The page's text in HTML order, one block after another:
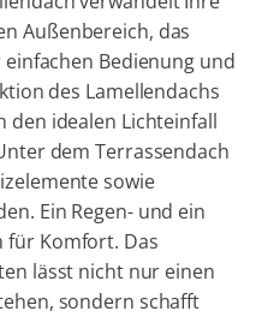
Außenbereich, das
Bedienung und
des Lamellendachs
den idealen Lichteinfall
dem Terrassendach
sowie
Ein Regen- und ein
für Komfort. Das
lässt nicht nur einen
sondern schafft